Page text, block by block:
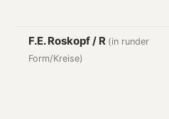
F.E. Roskopf / R (in runder
Form/Kreise)